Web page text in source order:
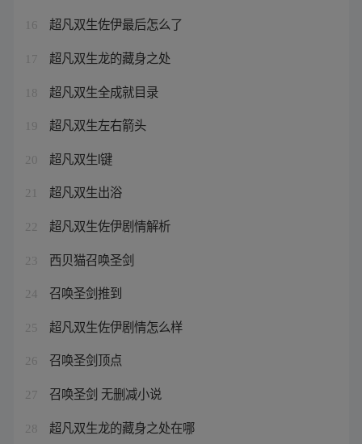
16 超凡双生佐伊最后怎么了
17 超凡双生龙的藏身之处
18 超凡双生全成就目录
19 超凡双生左右箭头
20 超凡双生l键
21 超凡双生出浴
22 超凡双生佐伊剧情解析
23 西贝猫召唤圣剑
24 召唤圣剑推到
25 超凡双生佐伊剧情怎么样
26 召唤圣剑顶点
27 召唤圣剑 无删减小说
28 超凡双生龙的藏身之处在哪